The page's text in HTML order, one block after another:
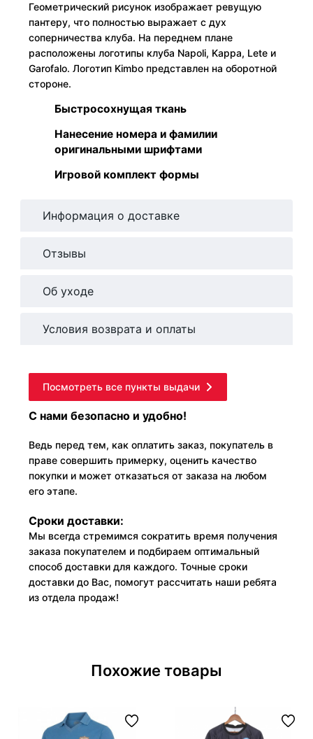
Геометрический рисунок изображает ревущую
пантеру, что полностью выражает с дух
соперничества клуба. На переднем плане
расположены логотипы клуба Napoli, Kappa, Lete и
Garofalo. Логотип Kimbo представлен на оборотной
стороне.
Быстросохнущая ткань
Нанесение номера и фамилии
оригинальными шрифтами
Игровой комплект формы
Информация о доставке
Отзывы
Об уходе
Условия возврата и оплаты
Посмотреть все пункты выдачи
С нами безопасно и удобно!
Ведь перед тем, как оплатить заказ, покупатель в
праве совершить примерку, оценить качество
покупки и может отказаться от заказа на любом
его этапе.
Сроки доставки:
Мы всегда стремимся сократить время получения
заказа покупателем и подбираем оптимальный
способ доставки для каждого. Точные сроки
доставки до Вас, помогут рассчитать наши ребята
из отдела продаж!
Похожие товары